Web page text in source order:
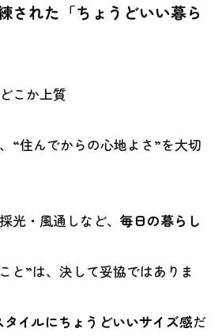
された「ちょうどいい暮ら
こか上質
“住んでからの心地よさ”を大切
光・風通しなど、 毎日の暮らし
と”は、決して妥協ではありま
イルにちょうどいいサイズ感だ